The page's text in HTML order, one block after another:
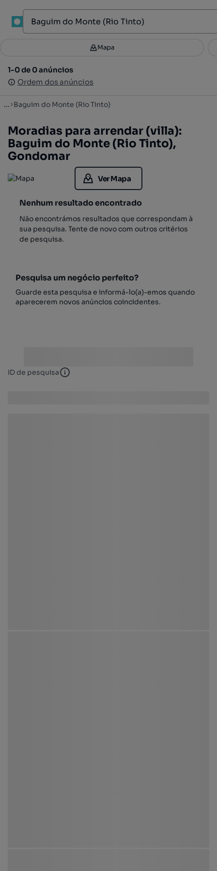
Filtros 4
1-0 de 0 anúncios
Ordem dos anúncios
Mapa
1-0 de 0 anúncios
Ordem dos anúncios
... Baguim do Monte (Rio Tinto)
Moradias para arrendar (villa):
Baguim do Monte (Rio Tinto),
Gondomar
Ver Mapa
Nenhum resultado encontrado
Não encontrámos resultados que correspondam à
sua pesquisa. Tente de novo com outros critérios
de pesquisa.
Pesquisa um negócio perfeito?
Guarde esta pesquisa e informá-lo(a)-emos quando
aparecerem novos anúncios coincidentes.
ID de pesquisa ID de pesquisa